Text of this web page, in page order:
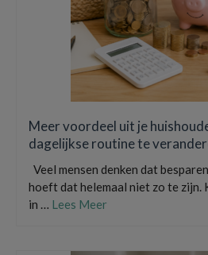
Meer voordeel uit je
dagelijkse routine te
Veel mensen denken dat
hoeft dat helemaal niet zo te zijn.
in … Lees Meer